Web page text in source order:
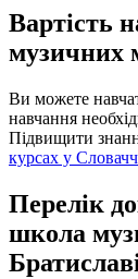
Вартість
музичних
Ви можете
навчання
Підвищити
курсах у
Перелік
школа